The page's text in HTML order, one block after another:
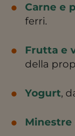
Carne e
ferri.
Frutta e
della
Yogurt,
Minestre